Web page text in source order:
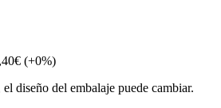
(+0%)
diseño del embalaje puede cambiar.